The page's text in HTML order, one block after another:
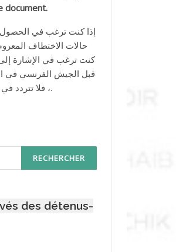
document.
إذا كنت ترغب في
حالات الاختطاف
كنت ترغب في الإشارة
، فلا تتردد في مراسلتنا. شكرا لك مسبقا.
des détenus-